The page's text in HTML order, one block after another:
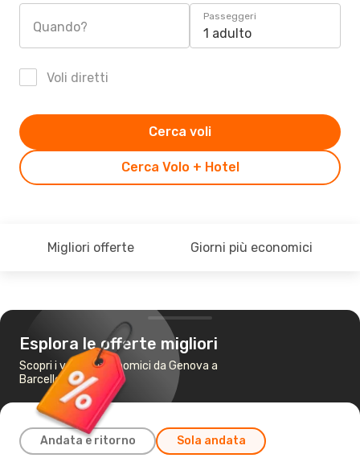
Quando?
Passeggeri
1 adulto
Voli diretti
Cerca Volo + Hotel
Cerca voli
Migliori offerte Giorni più economici
Esplora le offerte migliori
Scopri i voli più economici da Genova a
Barcellona
Andata e ritorno Sola andata